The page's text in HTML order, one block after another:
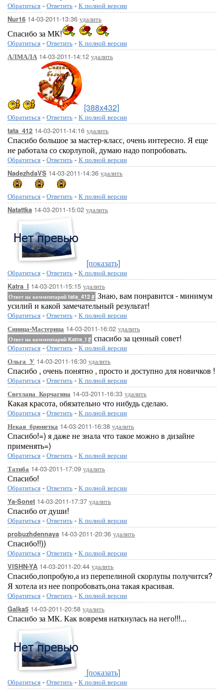
Обратиться - Ответить - К полной версии
Nur16 14-03-2011-13:36 удалить
Спасибо за МК!
Обратиться - Ответить - К полной версии
АЛМАЛА 14-03-2011-14:12 удалить
[388x432]
Обратиться - Ответить - К полной версии
tata_412 14-03-2011-14:16 удалить
Спасибо большое за мастер-класс, очень интересно. Я еще
не работала со скорлупой, думаю надо попробовать.
Обратиться - Ответить - К полной версии
NadezhdaVS 14-03-2011-14:36 удалить
Обратиться - Ответить - К полной версии
Natattka 14-03-2011-15:02 удалить
[показать]
Обратиться - Ответить - К полной версии
Katra_I 14-03-2011-15:15 удалить
Ответ на комментарий tata_412 # Знаю, вам понравится - минимум
усилий и какой замечательный результат!
Обратиться - Ответить - К полной версии
Синица-Мастерица 14-03-2011-16:02 удалить
Ответ на комментарий Katra_I # спасибо за ценный совет!
Обратиться - Ответить - К полной версии
Ольга_У 14-03-2011-16:30 удалить
Спасибо , очень понятно , просто и доступно для новичков !
Обратиться - Ответить - К полной версии
Светлана_Корчагина 14-03-2011-16:33 удалить
Какая красота, обязательно что нибудь сделаю.
Обратиться - Ответить - К полной версии
Некая_брюнетка 14-03-2011-16:38 удалить
Спасибо!=) я даже не знала что такое можно в дизайне
применять=)
Обратиться - Ответить - К полной версии
Татиба 14-03-2011-17:09 удалить
Спасибо!
Обратиться - Ответить - К полной версии
Ya-Sonet 14-03-2011-17:37 удалить
Спасибо от души!
Обратиться - Ответить - К полной версии
probuzhdennaya 14-03-2011-20:36 удалить
Спасибо!!))
Обратиться - Ответить - К полной версии
VISHN-YA 14-03-2011-20:44 удалить
Спасибо,попробую,а из перепелиной скорлупы получится?
Я хотела из нее попробовать,она такая красивая.
Обратиться - Ответить - К полной версии
Galka5 14-03-2011-20:58 удалить
Спасибо за МК. Как вовремя наткнулась на него!!!...
[показать]
Обратиться - Ответить - К полной версии